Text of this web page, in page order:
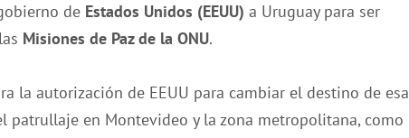
de Estados Unidos (EEUU) a Uruguay para ser
Misiones de Paz de la ONU.
la autorización de EEUU para cambiar el destino de esa
patrullaje en Montevideo y la zona metropolitana, como